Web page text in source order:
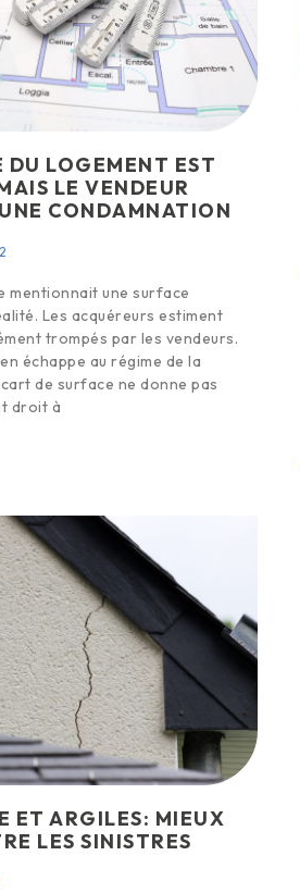
DU LOGEMENT EST
LE VENDEUR
CONDAMNATION
mentionnait une surface
Les acquéreurs estiment
trompés par les vendeurs.
échappe au régime de la
de surface ne donne pas
droit à
ET ARGILES: MIEUX
LES SINISTRES